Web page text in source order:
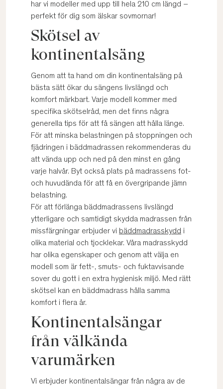
har vi modeller med upp till hela 210 cm längd –
perfekt för dig som älskar sovmornar!
Skötsel av
kontinentalsäng
Genom att ta hand om din kontinentalsäng på
bästa sätt ökar du sängens livslängd och
komfort märkbart. Varje modell kommer med
specifika skötselråd, men det finns några
generella tips för att få sängen att hålla länge.
För att minska belastningen på stoppningen och
fjädringen i bäddmadrassen rekommenderas du
att vända upp och ned på den minst en gång
varje halvår. Byt också plats på madrassens fot-
och huvudända för att få en övergripande jämn
belastning.
För att förlänga bäddmadrassens livslängd
ytterligare och samtidigt skydda madrassen från
missfärgningar erbjuder vi bäddmadrasskydd i
olika material och tjocklekar. Våra madrasskydd
har olika egenskaper och genom att välja en
modell som är fett-, smuts- och fuktavvisande
sover du gott i en extra hygienisk miljö. Med rätt
skötsel kan en bäddmadrass hålla samma
komfort i flera år.
Kontinentalsängar
från välkända
varumärken
Vi erbjuder kontinentalsängar från några av de